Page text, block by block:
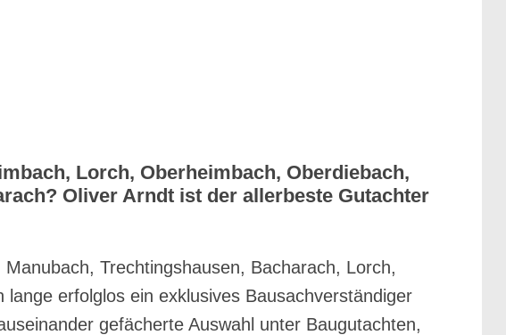
Lorch, Oberheimbach, Oberdiebach,
Oliver Arndt ist der allerbeste Gutachter
Trechtingshausen, Bacharach, Lorch,
erfolglos ein exklusives Bausachverständiger
gefächerte Auswahl unter Baugutachten,